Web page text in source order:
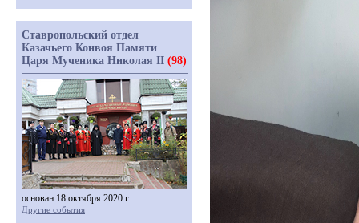
Ставропольский отдел
Казачьего Конвоя Памяти
Царя Мученика Николая II (98)
основан 18 октября 2020 г.
Другие события